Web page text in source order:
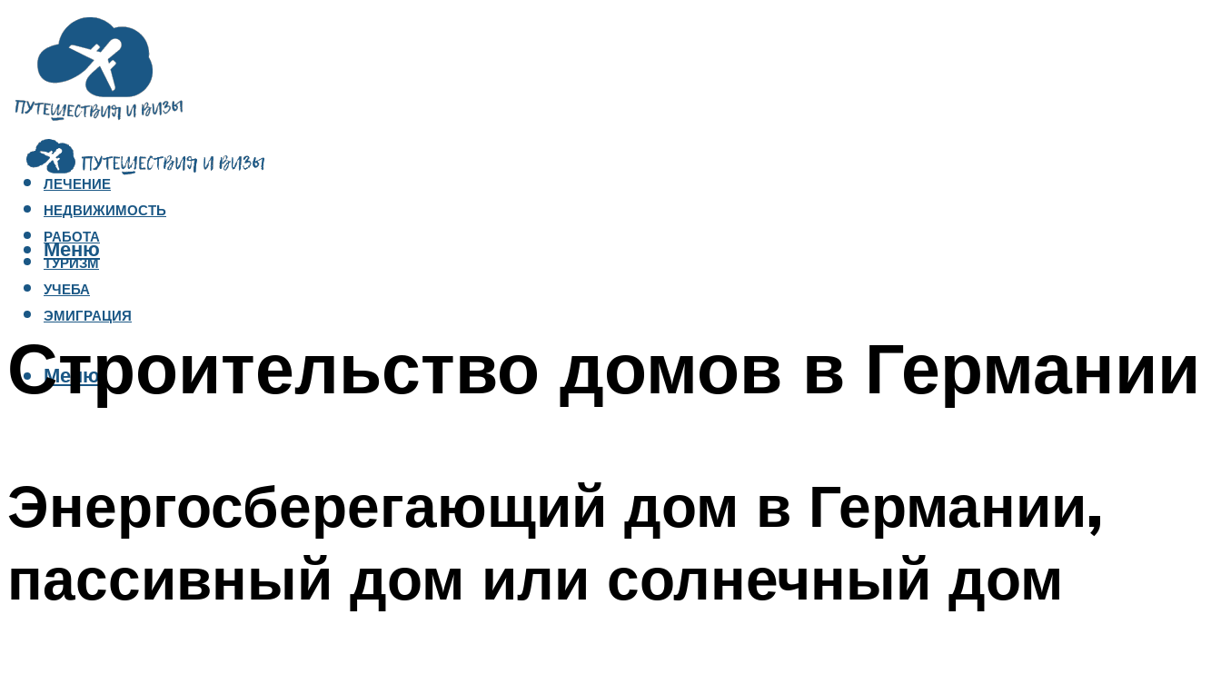
ЛЕЧЕНИЕ
НЕДВИЖИМОСТЬ
РАБОТА
ТУРИЗМ
УЧЕБА
ЭМИГРАЦИЯ
Меню
Меню
Строительство домов в Германии
Энергосберегающий дом в Германии,
пассивный дом или солнечный дом